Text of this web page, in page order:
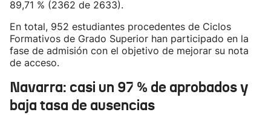
89,71 % (2362 de 2633).
En total, 952 estudiantes procedentes de Ciclos
Formativos de Grado Superior han participado en la
fase de admisión con el objetivo de mejorar su nota
de acceso.
Navarra: casi un 97 % de aprobados y
baja tasa de ausencias